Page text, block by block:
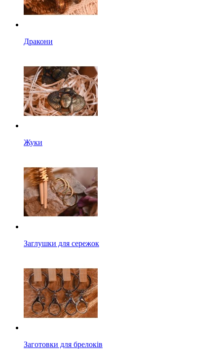
Дракони
Жуки
Заглушки для сережок
Заготовки для брелоків